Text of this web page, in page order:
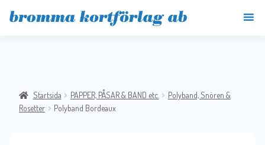
Startsida PAPPER, PÅSAR & BAND etc.
Polyband, Snören &
Rosetter
Polyband Bordeaux